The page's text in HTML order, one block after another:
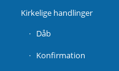
Kirkelige handlinger
Dåb
Konfirmation